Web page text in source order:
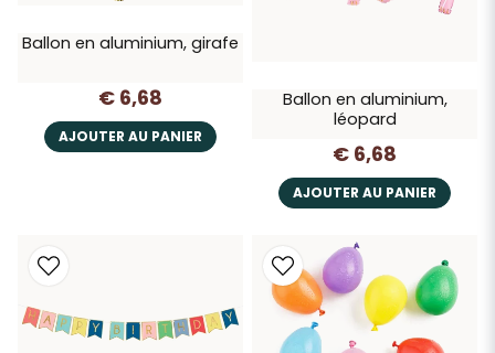
Ballon en aluminium, girafe
€ 6,68
AJOUTER AU PANIER
Ballon en aluminium,
léopard
€ 6,68
AJOUTER AU PANIER